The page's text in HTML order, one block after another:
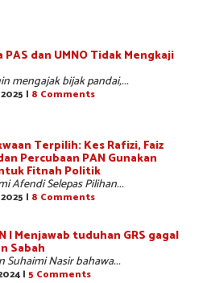
PAS dan UMNO Tidak Mengkaji
mengajak bijak pandai,...
| 8 Comments
Terpilih: Kes Rafizi, Faiz
Percubaan PAN Gunakan
Fitnah Politik
Afendi Selepas Pilihan...
| 8 Comments
| Menjawab tuduhan GRS gagal
Sabah
Suhaimi Nasir bahawa...
| 5 Comments